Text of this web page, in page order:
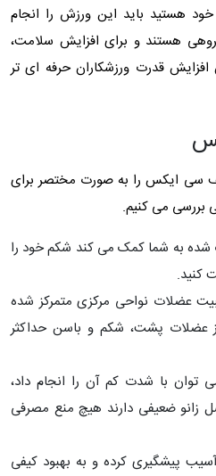
هستید باید این ورزش را انجام
هستند و برای افزایش سلامت،
قدرت ورزشکاران حرفه ای تر
سی ایکس را به صورت مختصر برای
بررسی می کنیم.
شده به شما کمک می کند شکم خود را
کنید.
عضلات نواحی مرکزی متمرکز شده
عضلات پشت، شکم و باسن حداکثر
با شدت کم آن را انجام داد،
زانو ضعیفی دارند هیچ منع مصرفی
پیشگیری کرده و به بهبود کیفی